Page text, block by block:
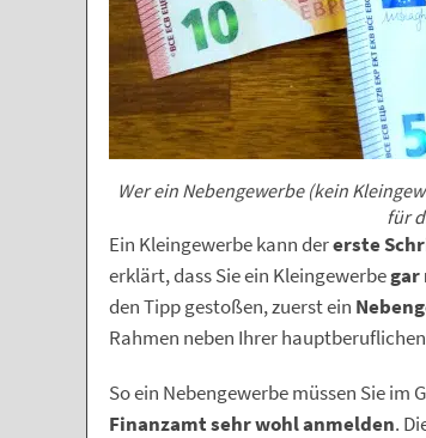
Wer ein Nebengewerbe (kein
für
Ein Kleingewerbe kann dererste
erklärt, dass Sie ein Kleingewerbegar
den Tipp gestoßen, zuerst ein
Rahmen neben Ihrer
So ein Nebengewerbe müssen Sie im
Finanzamt sehr wohl anmelden.